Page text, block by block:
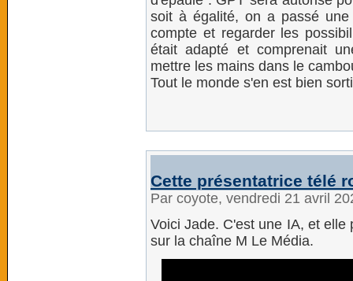
soit à égalité, on a passé
compte et regarder les
était adapté et comprenait
mettre les mains dans le
Tout le monde s'en est bien
Cette présentatrice télé
Par coyote, vendredi 21 avril
Voici Jade. C'est une IA, et
sur la chaîne M Le Média.